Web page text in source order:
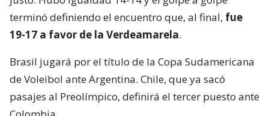
terminó definiendo el encuentro que, al final, fue
19-17 a favor de la Verdeamarela.
Brasil jugará por el título de la Copa Sudamericana
de Voleibol ante Argentina. Chile, que ya sacó
pasajes al Preolímpico, definirá el tercer puesto ante